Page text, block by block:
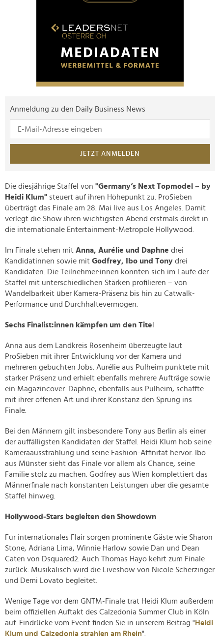
Anmeldung zu den Daily Business News
JETZT ANMELDEN
Die diesjährige Staffel von "Germany’s Next Topmodel – by
Heidi Klum" steuert auf ihren Höhepunkt zu. ProSieben
überträgt das Finale am 28. Mai live aus Los Angeles. Damit
verlegt die Show ihren wichtigsten Abend erstmals direkt in
die internationale Entertainment-Metropole Hollywood.
Im Finale stehen mit Anna, Aurélie und Daphne drei
Kandidatinnen sowie mit Godfrey, Ibo und Tony drei
Kandidaten. Die Teilnehmer:innen konnten sich im Laufe der
Staffel mit unterschiedlichen Stärken profilieren – von
Wandelbarkeit über Kamera-Präsenz bis hin zu Catwalk-
Performance und Durchhaltevermögen.
Sechs Finalist:innen kämpfen um den Tite
Anna aus dem Landkreis Rosenheim überzeugte laut
ProSieben mit ihrer Entwicklung vor der Kamera und
mehreren gebuchten Jobs. Aurélie aus Pulheim punktete mit
starker Präsenz und erhielt ebenfalls mehrere Aufträge sowie
ein Magazincover. Daphne, ebenfalls aus Pulheim, schaffte
mit ihrer offenen Art und ihrer Konstanz den Sprung ins
Finale.
Bei den Männern gilt insbesondere Tony aus Berlin als einer
der auffälligsten Kandidaten der Staffel. Heidi Klum hob seine
Kameraausstrahlung und seine Fashion-Affinität hervor. Ibo
aus Münster sieht das Finale vor allem als Chance, seine
Familie stolz zu machen. Godfrey aus Wien komplettiert das
Männerfinale nach konstanten Leistungen über die gesamte
Staffel hinweg.
Hollywood-Stars begleiten den Showdown
Für internationales Flair sorgen prominente Gäste wie Sharon
Stone, Adriana Lima, Winnie Harlow sowie Dan und Dean
Caten von Dsquared2. Auch Thomas Hayo kehrt zum Finale
zurück. Musikalisch wird die Liveshow von Nicole Scherzinger
und Demi Lovato begleitet.
Wenige Tage vor dem GNTM-Finale trat Heidi Klum außerdem
beim offiziellen Auftakt des Calzedonia Summer Club in Köln
auf. Eindrücke vom Event finden Sie in unserem Beitrag " Heidi
Klum und Calzedonia strahlen am Rhein".